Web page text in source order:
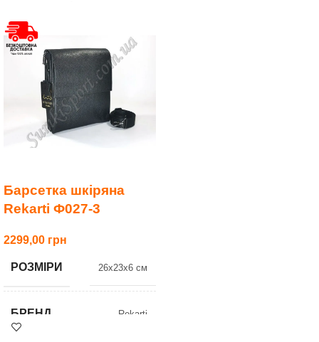
Барсетка шкіряна
Rekarti Ф027-3
2299,00
РОЗМІРИ 26x23x6 см
БРЕНД Rekarti